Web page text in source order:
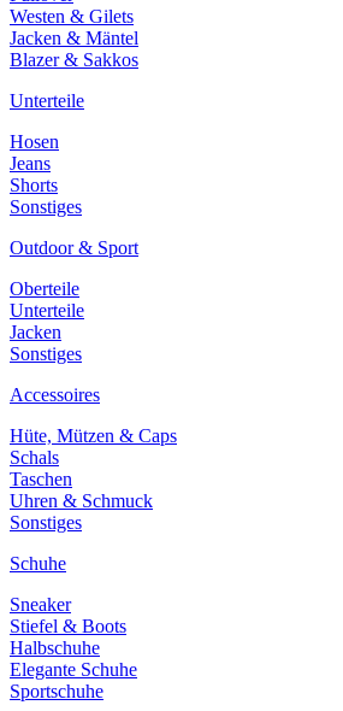
Westen & Gilets
Jacken & Mäntel
Blazer & Sakkos
Unterteile
Hosen
Jeans
Shorts
Sonstiges
Outdoor & Sport
Oberteile
Unterteile
Jacken
Sonstiges
Accessoires
Hüte, Mützen & Caps
Schals
Taschen
Uhren & Schmuck
Sonstiges
Schuhe
Sneaker
Stiefel & Boots
Halbschuhe
Elegante Schuhe
Sportschuhe